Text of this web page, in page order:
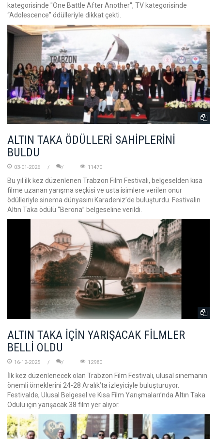
kategorisinde "One Battle After Another", TV kategorisinde
“Adolescence” ödülleriyle dikkat çekti.
ALTIN TAKA ÖDÜLLERİ SAHİPLERİNİ
BULDU
03-01-2026 11470
Bu yıl ilk kez düzenlenen Trabzon Film Festivali, belgeselden kısa
filme uzanan yarışma seçkisi ve usta isimlere verilen onur
ödülleriyle sinema dünyasını Karadeniz’de buluşturdu. Festivalin
Altın Taka ödülü “Berona” belgeseline verildi.
ALTIN TAKA İÇİN YARIŞACAK FİLMLER
BELLİ OLDU
16-12-2025 12980
İlk kez düzenlenecek olan Trabzon Film Festivali, ulusal sinemanın
önemli örneklerini 24-28 Aralık’ta izleyiciyle buluşturuyor.
Festivalde, Ulusal Belgesel ve Kısa Film Yarışmaları’nda Altın Taka
Ödülü için yarışacak 38 film yer alıyor.